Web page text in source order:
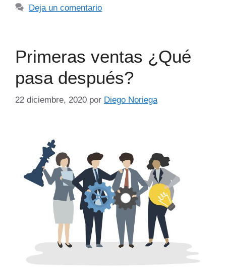
Deja un comentario
Primeras ventas ¿Qué
pasa después?
22 diciembre, 2020 por Diego Noriega